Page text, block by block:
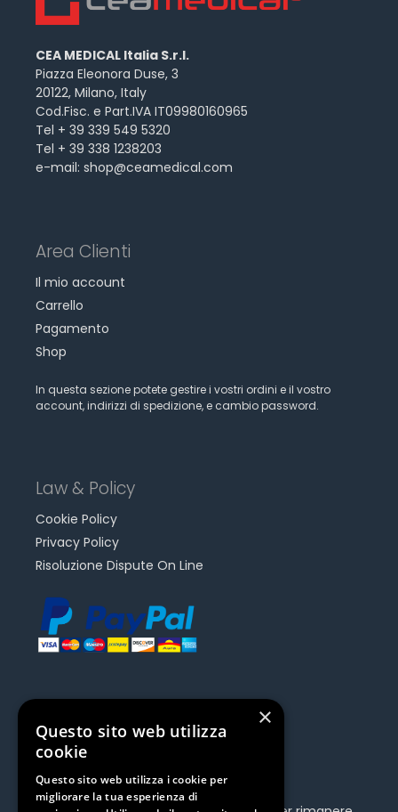
CEA MEDICAL Italia S.r.l.
Piazza Eleonora Duse, 3
20122, Milano, Italy
Cod.Fisc. e Part.IVA IT09980160965
Tel + 39 339 549 5320
Tel + 39 338 1238203
e-mail: shop@ceamedical.com
Area Clienti
Il mio account
Carrello
Pagamento
Shop
In questa sezione potete gestire i vostri ordini e il vostro
account, indirizzi di spedizione, e cambio password.
Law & Policy
Cookie Policy
Privacy Policy
Risoluzione Dispute On Line
Be Social | Follow Us
×
Questo sito web utilizza
cookie
Questo sito web utilizza i cookie per
migliorare la tua esperienza di